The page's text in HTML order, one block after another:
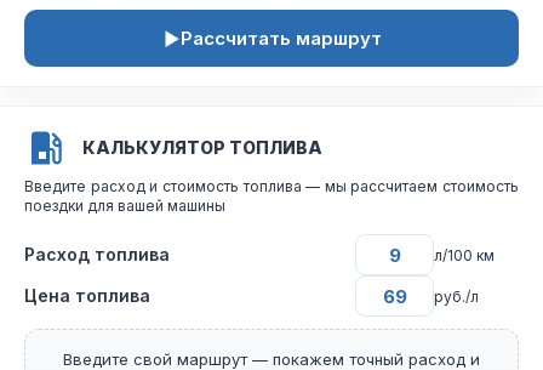
Рассчитать маршрут
КАЛЬКУЛЯТОР ТОПЛИВА
Введите расход и стоимость топлива — мы рассчитаем стоимость
поездки для вашей машины
Расход топлива л/100 км
Цена топлива руб./л
Введите свой маршрут — покажем точный расход и